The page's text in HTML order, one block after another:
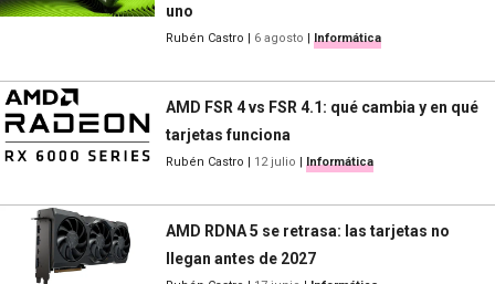
uno
Rubén Castro | 6 agosto | Informática
AMD FSR 4 vs FSR 4.1: qué cambia y en qué
tarjetas funciona
Rubén Castro | 12 julio | Informática
AMD RDNA 5 se retrasa: las tarjetas no
llegan antes de 2027